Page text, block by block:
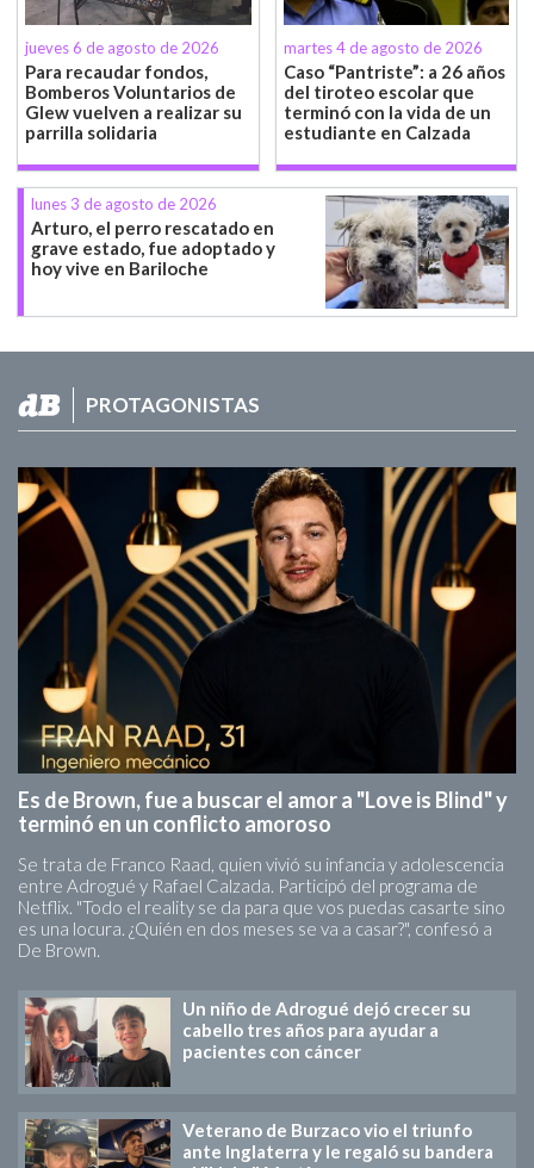
jueves 6 de agosto de 2026
Para recaudar fondos,
Bomberos Voluntarios de
Glew vuelven a realizar su
parrilla solidaria
martes 4 de agosto de 2026
Caso “Pantriste”: a 26 años
del tiroteo escolar que
terminó con la vida de un
estudiante en Calzada
lunes 3 de agosto de 2026
Arturo, el perro rescatado en
grave estado, fue adoptado y
hoy vive en Bariloche
PROTAGONISTAS
Es de Brown, fue a buscar el amor a "Love is Blind" y
terminó en un conflicto amoroso
Se trata de Franco Raad, quien vivió su infancia y adolescencia
entre Adrogué y Rafael Calzada. Participó del programa de
Netflix. "Todo el reality se da para que vos puedas casarte sino
es una locura. ¿Quién en dos meses se va a casar?", confesó a
De Brown.
Un niño de Adrogué dejó crecer su
cabello tres años para ayudar a
pacientes con cáncer
Veterano de Burzaco vio el triunfo
ante Inglaterra y le regaló su bandera